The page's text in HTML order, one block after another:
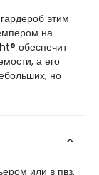
этим
на
обеспечит
а его
но
или в пвз.